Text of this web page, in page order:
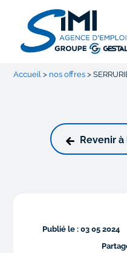
Accueil > nos offres>
Revenir
Publié le : 03 05 2024